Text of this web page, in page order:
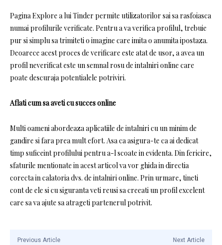
Pagina Explore a lui Tinder permite utilizatorilor sai sa rasfoiasca
numai profilurile verificate. Pentru a va verifica profilul, trebuie
pur si simplu sa trimiteti o imagine care imita o anumita ipostaza.
Deoarece acest proces de verificare este atat de usor, a avea un
profil neverificat este un semnal rosu de intalniri online care
poate descuraja potentialele potriviri.
Aflati cum sa aveti cu succes online
Multi oameni abordeaza aplicatiile de intalniri cu un minim de
gandire si fara prea mult efort. Asa ca asigura-te ca ai dedicat
timp suficeint profilului pentru a-l scoate in evidenta. Din fericire,
sfaturile mentionate in acest articol va vor ghida in directia
corecta in calatoria dvs. de intalniri online. Prin urmare, tineti
cont de ele si cu siguranta veti reusi sa creeati un profil excelent
care sa va ajute sa atrageti partenerul potrivit.
Previous Article Next Article